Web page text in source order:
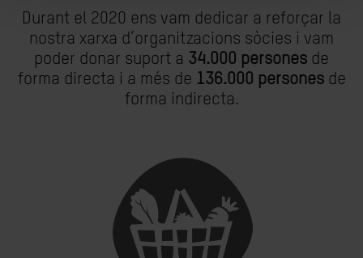
Durant el 2020 ens vam dedicar a reforçar la
nostra xarxa d’organitzacions sòcies i vam
poder donar suport a 34.000 persones de
forma directa i a més de 136.000 personesde
forma indirecta.